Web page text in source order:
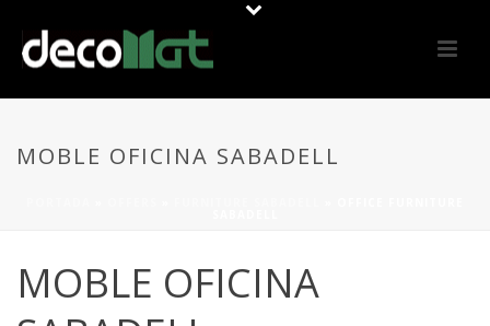
MOBLE OFICINA SABADELL
MOBLE OFICINA